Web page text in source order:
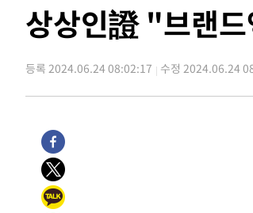
송"
-1393초 전 >'최고 37도' 폭염 지속…강원동해
-30283초 전 >강릉에 시간당 81.4㎜ 물폭탄…도
-26390초 전 >백운산서 80년근 천종산삼 9뿌
-21634초 전 >
-21010초 전 >
-17237초 전 >
주 날씨]
-14255초 전 >
상상인證 "브랜
등록 2024.06.24 08:02:17 수정 2024.06.24